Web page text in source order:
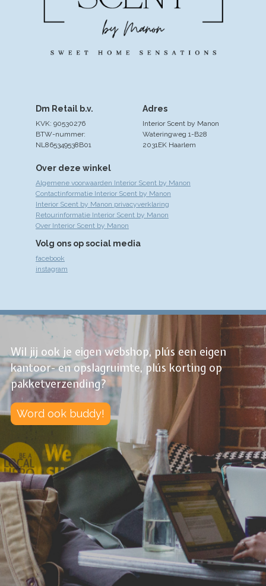
Over deze winkel
Algemene voorwaarden Interior Scent by Manon
Contactinformatie Interior Scent by Manon
Interior Scent by Manon privacyverklaring
Retourinformatie Interior Scent by Manon
Over Interior Scent by Manon
Volg ons op social media
facebook
instagram
Adres
Interior Scent by Manon
Wateringweg 1-B28
2031EK Haarlem
Dm Retail b.v.
KVK: 90530276
BTW-nummer:
NL865349538B01
Wil jij ook je eigen webshop, plús een eigen
kantoor- en opslagruimte, plús korting op
pakketverzending?
Word ook buddy!